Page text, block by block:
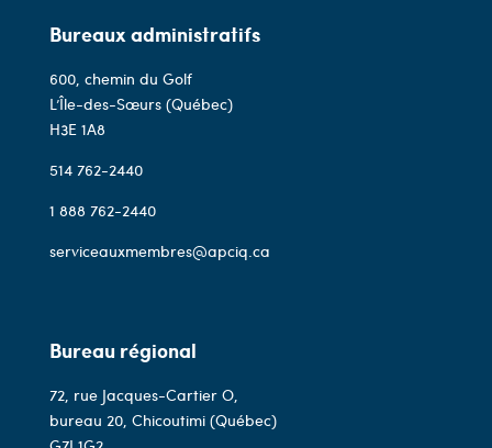
Bureaux administratifs
600, chemin du Golf
L’Île-des-Sœurs (Québec)
H3E 1A8
514 762-2440
1 888 762-2440
serviceauxmembres@apciq.ca
Bureau régional
72, rue Jacques-Cartier O,
bureau 20, Chicoutimi (Québec)